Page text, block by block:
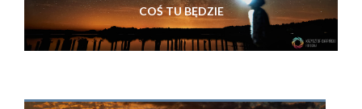
COŚ TU BĘDZIE